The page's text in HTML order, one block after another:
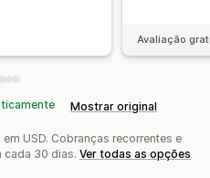
Avaliação
Mostrar original
USD. Cobranças recorrentes e
cada 30 dias. Ver todas as opções